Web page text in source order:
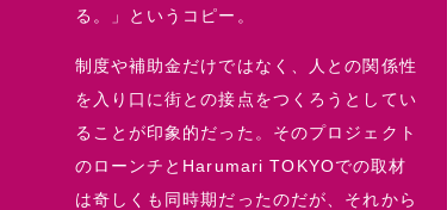
る。」というコピー。
制度や補助金だけではなく、人との関係性
を入り口に街との接点をつくろうとしてい
ることが印象的だった。そのプロジェクト
のローンチとHarumari TOKYOでの取材
は奇しくも同時期だったのだが、それから